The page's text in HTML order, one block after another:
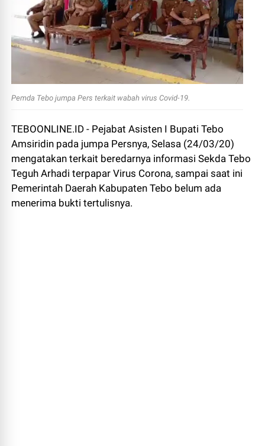
Pemda Tebo jumpa Pers terkait wabah virus Covid-19.
TEBOONLINE.ID - Pejabat Asisten I Bupati Tebo
Amsiridin pada jumpa Persnya, Selasa (24/03/20)
mengatakan terkait beredarnya informasi Sekda Tebo
Teguh Arhadi terpapar Virus Corona, sampai saat ini
Pemerintah Daerah Kabupaten Tebo belum ada
menerima bukti tertulisnya.